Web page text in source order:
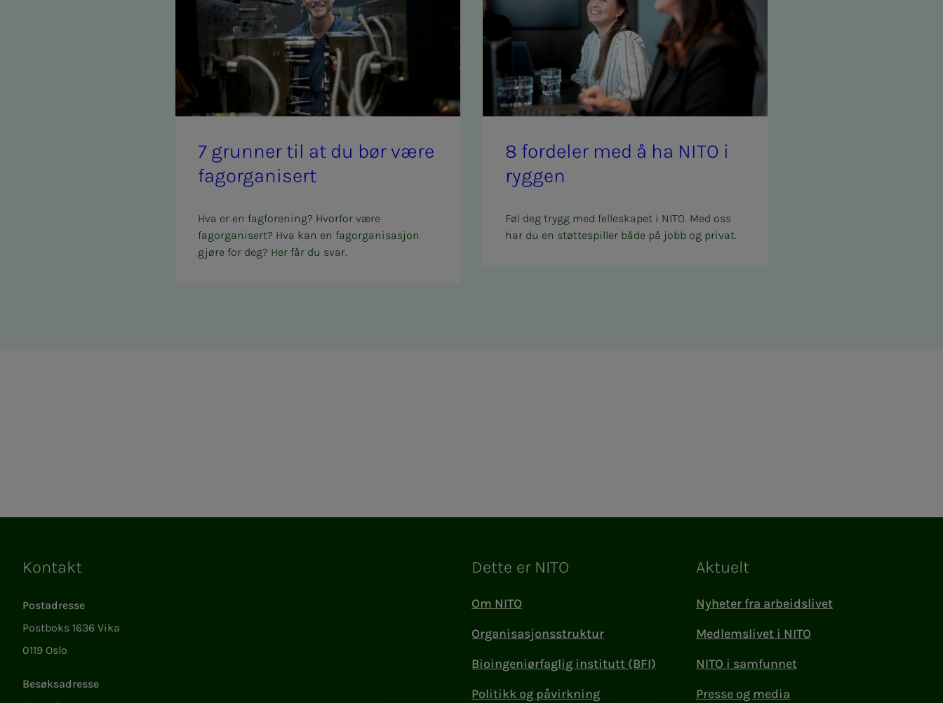
7 grun­­­ner til at du bør være
fag­or­­­ga­­­ni­­­sert
Hva er en fagforening? Hvorfor være
fagorganisert? Hva kan en fagorganisasjon
gjøre for deg? Her får du svar.
8 for­­­de­­­ler med å ha NITO i
ryg­­­gen
Føl deg trygg med felleskapet i NITO. Med oss
har du en støttespiller både på jobb og privat.
Kontakt
Postadresse
Postboks 1636 Vika
0119 Oslo
Besøksadresse
Dette er NITO
Om NITO
Organisasjonsstruktur
Bioingeniørfaglig institutt (BFI)
Politikk og påvirkning
Aktuelt
Nyheter fra arbeidslivet
Medlemslivet i NITO
NITO i samfunnet
Presse og media